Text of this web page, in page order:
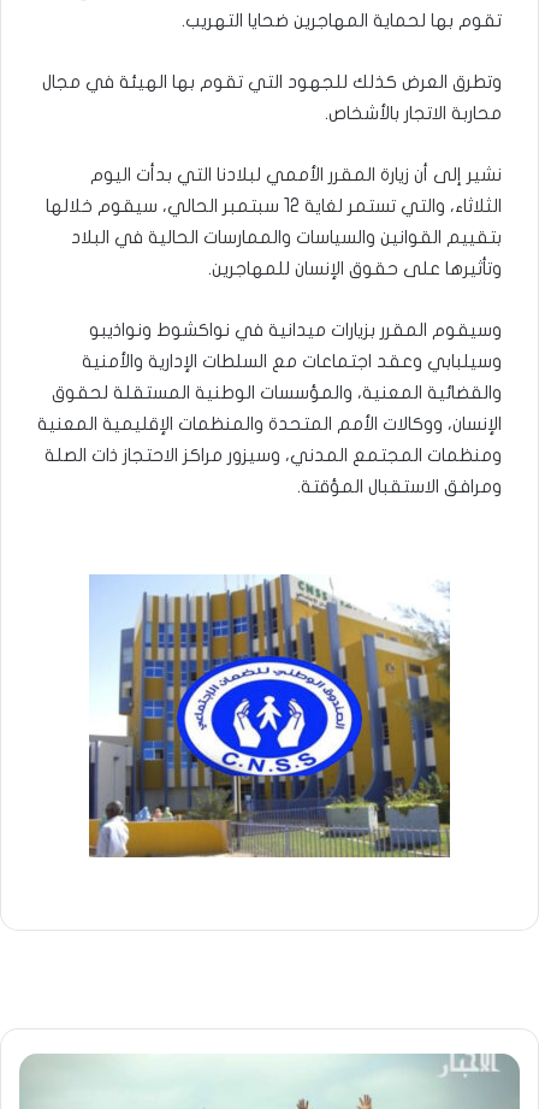
تقوم بها لحماية المهاجرين ضحايا التهريب.
وتطرق العرض كذلك للجهود التي تقوم بها الهيئة في مجال
محاربة الاتجار بالأشخاص.
نشير إلى أن زيارة المقرر الأممي لبلادنا التي بدأت اليوم
الثلاثاء، والتي تستمر لغاية 12 سبتمبر الحالي، سيقوم خلالها
بتقييم القوانين والسياسات والممارسات الحالية في البلاد
وتأثيرها على حقوق الإنسان للمهاجرين.
وسيقوم المقرر بزيارات ميدانية في نواكشوط ونواذيبو
وسيلبابي وعقد اجتماعات مع السلطات الإدارية والأمنية
والقضائية المعنية، والمؤسسات الوطنية المستقلة لحقوق
الإنسان، ووكالات الأمم المتحدة والمنظمات الإقليمية المعنية
ومنظمات المجتمع المدني، وسيزور مراكز الاحتجاز ذات الصلة
ومرافق الاستقبال المؤقتة.